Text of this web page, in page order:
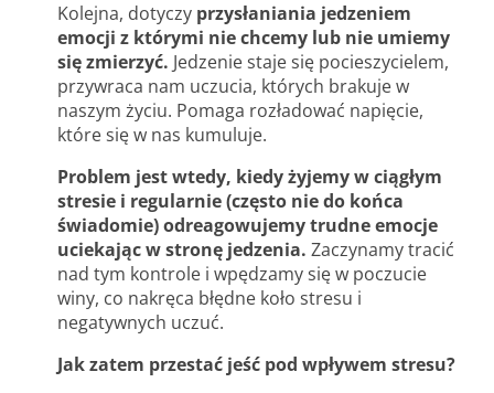
Kolejna, dotyczy przysłaniania jedzeniem
emocji z którymi nie chcemy lub nie umiemy
się zmierzyć. Jedzenie staje się pocieszycielem,
przywraca nam uczucia, których brakuje w
naszym życiu. Pomaga rozładować napięcie,
które się w nas kumuluje.
Problem jest wtedy, kiedy żyjemy w ciągłym
stresie i regularnie (często nie do końca
świadomie) odreagowujemy trudne emocje
uciekając w stronę jedzenia.Zaczynamy tracić
nad tym kontrole i wpędzamy się w poczucie
winy, co nakręca błędne koło stresu i
negatywnych uczuć.
Jak zatem przestać jeść pod wpływem stresu?